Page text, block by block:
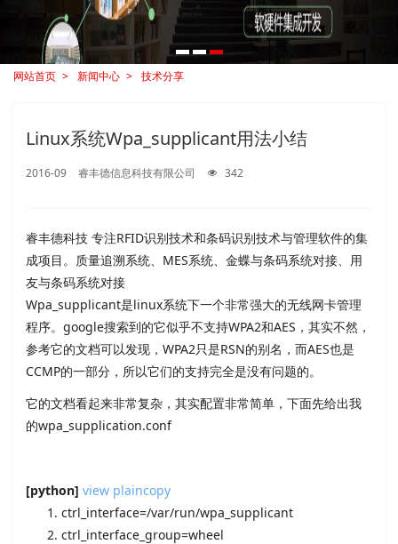
网站首页 新闻中心 技术分享
Linux系统Wpa_supplicant用法小结
2016-09 睿丰德信息科技有限公司 342
睿丰德科技 专注RFID识别技术和条码识别技术与管理软件的集
成项目。质量追溯系统、MES系统、金蝶与条码系统对接、用
友与条码系统对接
Wpa_supplicant是linux系统下一个非常强大的无线网卡管理
程序。google搜索到的它似乎不支持WPA2和AES，其实不然，
参考它的文档可以发现，WPA2只是RSN的别名，而AES也是
CCMP的一部分，所以它们的支持完全是没有问题的。
它的文档看起来非常复杂，其实配置非常简单，下面先给出我
的wpa_supplication.conf
[python] view plaincopy
ctrl_interface=/var/run/wpa_supplicant
ctrl_interface_group=wheel